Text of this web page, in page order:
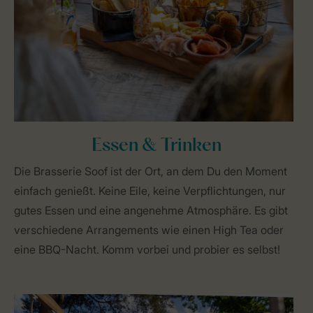
Essen & Trinken
Die Brasserie Soof ist der Ort, an dem Du den Moment
einfach genießt. Keine Eile, keine Verpflichtungen, nur
gutes Essen und eine angenehme Atmosphäre. Es gibt
verschiedene Arrangements wie einen High Tea oder
eine BBQ-Nacht. Komm vorbei und probier es selbst!